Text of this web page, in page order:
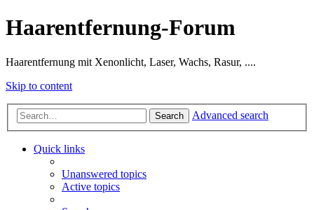
Haarentfernung-Forum
Haarentfernung mit Xenonlicht, Laser, Wachs, Rasur, ....
Skip to content
Search Advanced search
Quick links
Unanswered topics
Active topics